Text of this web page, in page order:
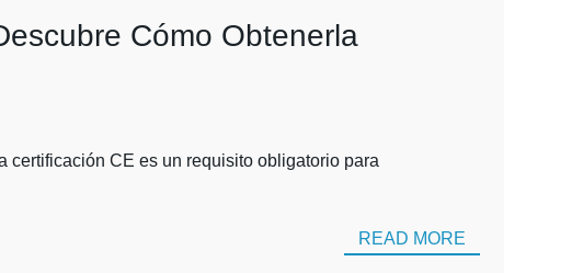
Cómo Obtenerla
certificación CE es un requisito obligatorio para
READ MORE